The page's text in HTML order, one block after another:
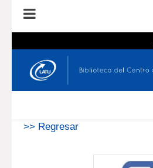
En el catálogo
>> Regresar